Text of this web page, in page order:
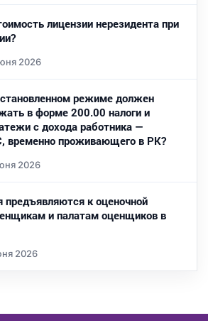
лицензии нерезидента при
2026
режиме должен
в форме 200.00 налоги и
с дохода работника —
временно проживающего в РК?
2026
предъявляются к оценочной
и палатам оценщиков в
2026